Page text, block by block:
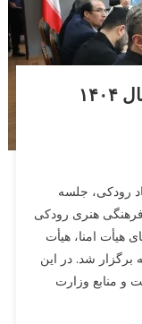
عملکرد مالی بنیاد رودکی در سال ۱۴۰۴
رودکی، جلسه
فرهنگی هنری رودکی
با حضور اعضای هیأت امنا، هیأت
برگزار شد. در این
و منابع وزارت